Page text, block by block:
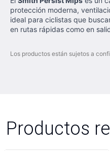
protección moderna,
ideal para ciclistas que
en rutas rápidas como en
Los productos están sujetos a
Productos